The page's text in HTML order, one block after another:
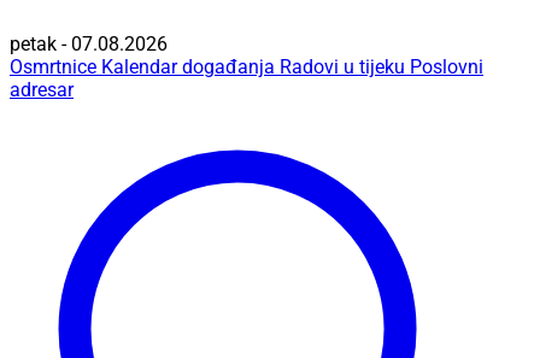
petak - 07.08.2026
Osmrtnice Kalendar događanja Radovi u tijeku Poslovni
adresar